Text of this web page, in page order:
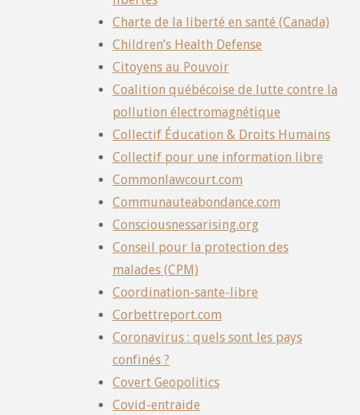
Charte de la liberté en santé (Canada)
Children’s Health Defense
Citoyens au Pouvoir
Coalition québécoise de lutte contre la
pollution électromagnétique
Collectif Éducation & Droits Humains
Collectif pour une information libre
Commonlawcourt.com
Communauteabondance.com
Consciousnessarising.org
Conseil pour la protection des
malades (CPM)
Coordination-sante-libre
Corbettreport.com
Coronavirus : quels sont les pays
confinés ?
Covert Geopolitics
Covid-entraide